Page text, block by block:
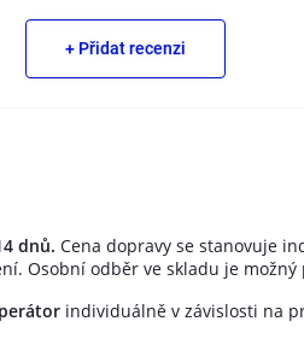
+ Přidat recenzi
dnů. Cena dopravy se stanovuje
Osobní odběr ve skladu je
individuálně v závislosti na